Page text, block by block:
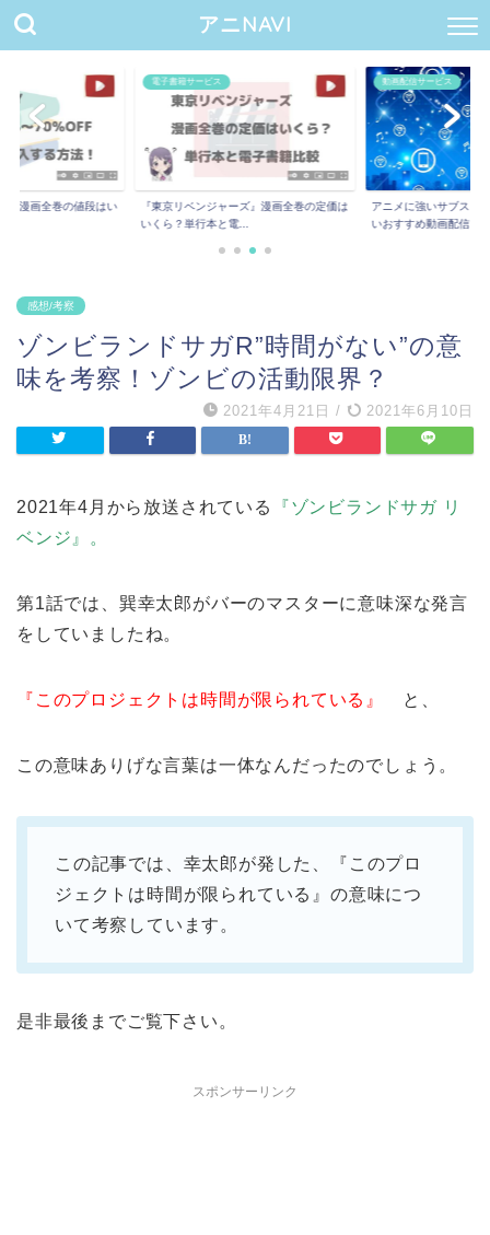
アニNAVI
』漫画全巻の値段はい
電子書籍サービス
『東京リベンジャーズ』漫画全巻の定価は
いくら？単行本と電...
動画配信サービス
アニメに強いサブスク
いおすすめ動画配信...
感想/考察
ゾンビランドサガR”時間がない”の意
味を考察！ゾンビの活動限界？
2021年4月21日 / 2021年6月10日
2021年4月から放送されている
『ゾンビランドサガ リ
ベンジ』。
第1話では、巽幸太郎がバーのマスターに意味深な発言
をしていましたね。
『このプロジェクトは時間が限られている』 と、
この意味ありげな言葉は一体なんだったのでしょう。
この記事では、幸太郎が発した、『このプロ
ジェクトは時間が限られている』の意味につ
いて考察しています。
是非最後までご覧下さい。
スポンサーリンク